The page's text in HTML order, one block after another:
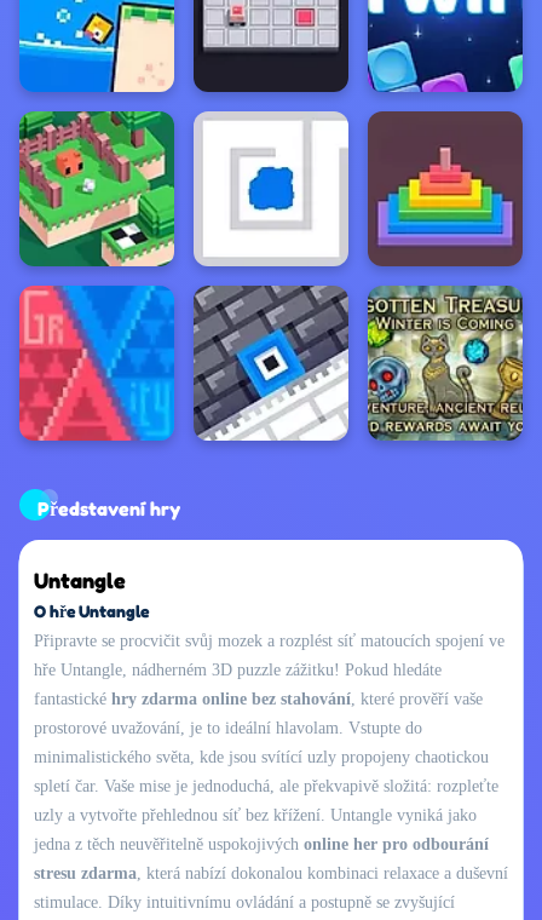
Představení hry
Untangle
O hře Untangle
Připravte se procvičit svůj mozek a rozplést síť matoucích spojení ve
hře Untangle, nádherném 3D puzzle zážitku! Pokud hledáte
fantastické hry zdarma online bez stahování , které prověří vaše
prostorové uvažování, je to ideální hlavolam. Vstupte do
minimalistického světa, kde jsou svítící uzly propojeny chaotickou
spletí čar. Vaše mise je jednoduchá, ale překvapivě složitá: rozpleťte
uzly a vytvořte přehlednou síť bez křížení. Untangle vyniká jako
jedna z těch neuvěřitelně uspokojivých online her pro odbourání
stresu zdarma , která nabízí dokonalou kombinaci relaxace a duševní
stimulace. Díky intuitivnímu ovládání a postupně se zvyšující